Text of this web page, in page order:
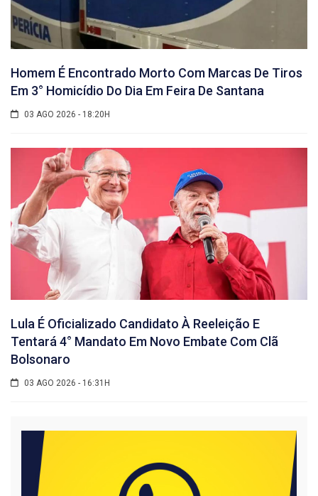
Homem É Encontrado Morto Com Marcas De Tiros
Em 3° Homicídio Do Dia Em Feira De Santana
03 AGO 2026 - 18:20H
Lula É Oficializado Candidato À Reeleição E
Tentará 4° Mandato Em Novo Embate Com Clã
Bolsonaro
03 AGO 2026 - 16:31H